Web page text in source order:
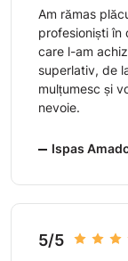
Am rămas
profesioniști în
care l-am
superlativ, de
mulțumesc și
nevoie.
Ispas
5/5